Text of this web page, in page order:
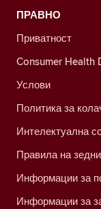
ПРАВНО
Приватност
Consumer Health
Услови
Политика за
Интелектуална
Правила на
Информации за
Информации за